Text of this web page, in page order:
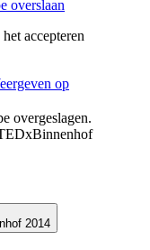
overslaan
accepteren
op
overgeslagen.
2014